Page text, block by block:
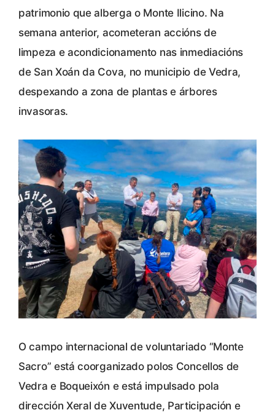
patrimonio que alberga o Monte Ilicino. Na
semana anterior, acometeran accións de
limpeza e acondicionamento nas inmediacións
de San Xoán da Cova, no municipio de Vedra,
despexando a zona de plantas e árbores
invasoras.
O campo internacional de voluntariado “Monte
Sacro” está coorganizado polos Concellos de
Vedra e Boqueixón e está impulsado pola
dirección Xeral de Xuventude, Participación e